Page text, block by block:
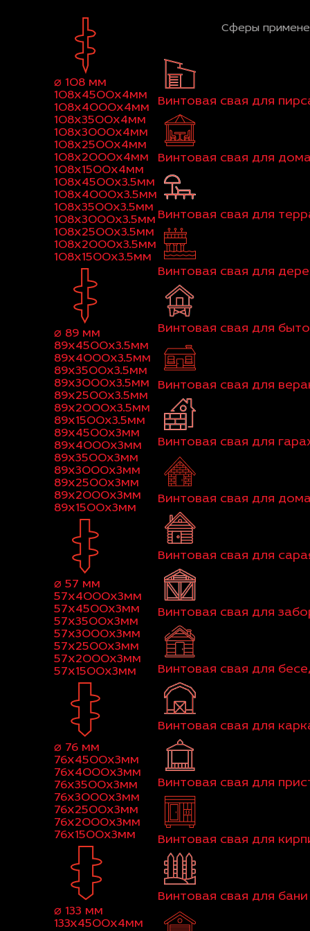
⌀ 108 мм
108x4500x4мм
108x4000x4мм
108x3500x4мм
108x3000x4мм
108x2500x4мм
108x2000x4мм
108x1500x4мм
108x4500x3.5мм
108x4000x3.5мм
108x3500x3.5мм
108x3000x3.5мм
108x2500x3.5мм
108x2000x3.5мм
108x1500x3.5мм
⌀ 89 мм
89x4500x3.5мм
89x4000x3.5мм
89x3500x3.5мм
89x3000x3.5мм
89x2500x3.5мм
89x2000x3.5мм
89x1500x3.5мм
89x4500x3мм
89x4000x3мм
89x3500x3мм
89x3000x3мм
89x2500x3мм
89x2000x3мм
89x1500x3мм
⌀ 57 мм
57x4000x3мм
57x4500x3мм
57x3500x3мм
57x3000x3мм
57x2500x3мм
57x2000x3мм
57x1500x3мм
⌀ 76 мм
76x4500x3мм
76x4000x3мм
76x3500x3мм
76x3000x3мм
76x2500x3мм
76x2000x3мм
76x1500x3мм
⌀ 133 мм
133x4500x4мм
Сферы
Винтовая свая для
Винтовая свая для
Винтовая свая для
Винтовая свая для
Винтовая свая для
Винтовая свая для
Винтовая свая для
Винтовая свая для
Винтовая свая для
Винтовая свая для
Винтовая свая для
Винтовая свая для
Винтовая свая для
Винтовая свая для
Винтовая свая для бани